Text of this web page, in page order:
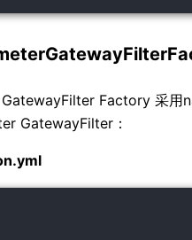
Factory 采用
GatewayFilter：